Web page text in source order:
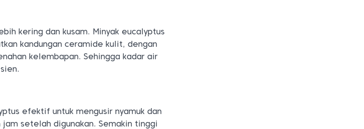
kering dan kusam. Minyak eucalyptus
kandungan ceramide kulit, dengan
kelembapan. Sehingga kadar air
efektif untuk mengusir nyamuk dan
setelah digunakan. Semakin tinggi